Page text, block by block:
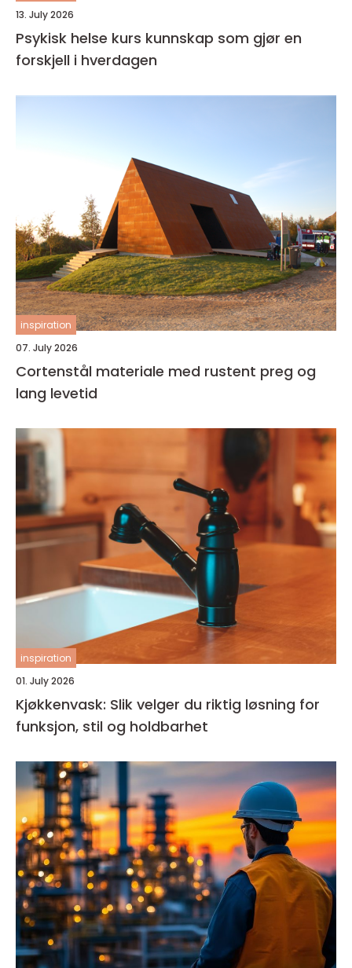
13. July 2026
Psykisk helse kurs kunnskap som gjør en
forskjell i hverdagen
inspiration
07. July 2026
Cortenstål materiale med rustent preg og
lang levetid
inspiration
01. July 2026
Kjøkkenvask: Slik velger du riktig løsning for
funksjon, stil og holdbarhet